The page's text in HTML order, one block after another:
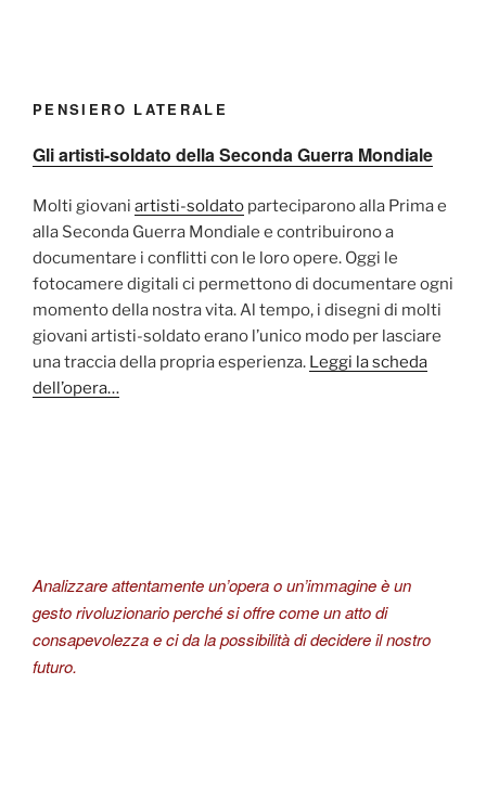
PENSIERO LATERALE
Gli artisti-soldato della Seconda Guerra Mondiale
Molti giovani artisti-soldato parteciparono alla Prima e
alla Seconda Guerra Mondiale e contribuirono a
documentare i conflitti con le loro opere. Oggi le
fotocamere digitali ci permettono di documentare ogni
momento della nostra vita. Al tempo, i disegni di molti
giovani artisti-soldato erano l’unico modo per lasciare
una traccia della propria esperienza. Leggi la scheda
dell’opera…
Analizzare attentamente un’opera o un’immagine è un
gesto rivoluzionario perché si offre come un atto di
consapevolezza e ci da la possibilità di decidere il nostro
futuro.